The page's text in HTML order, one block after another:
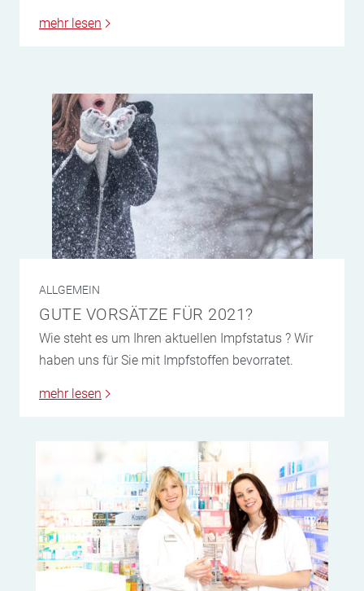
mehr lesen
ALLGEMEIN
GUTE VORSÄTZE FÜR 2021?
Wie steht es um Ihren aktuellen Impfstatus ? Wir
haben uns für Sie mit Impfstoffen bevorratet.
mehr lesen